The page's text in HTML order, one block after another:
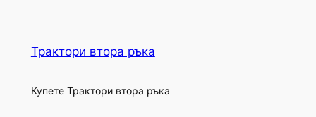
Трактори втора ръка
Купете Трактори втора ръка